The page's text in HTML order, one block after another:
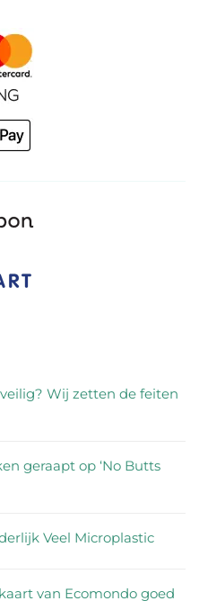
Wij zetten de feiten
geraapt op ‘No Butts
Veel Microplastic
van Ecomondo goed